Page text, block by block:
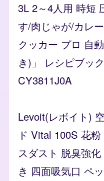
3L 2～4人用 時短
す/肉じゃが/カレ
クッカー プロ 自
き)」 レシピブッ
CY3811J0A
Levoit(レボイト)
ド Vital 100S 花
スダスト 脱臭強
き 四面吸気口 ペ